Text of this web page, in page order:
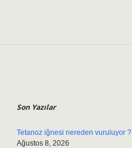
Son Yazılar
Tetanoz iğnesi nereden vuruluyor ?
Ağustos 8, 2026